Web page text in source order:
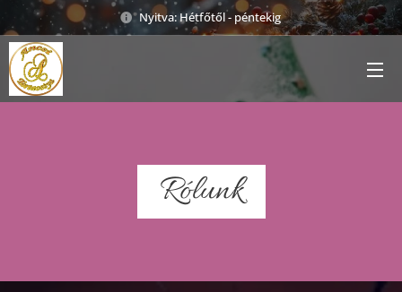
Nyitva: Hétfőtől - péntekig
Rólunk